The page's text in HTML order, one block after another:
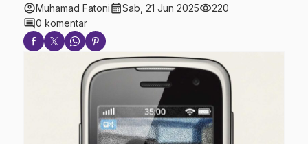
account_circleMuhamad Fatonicalendar_monthSab, 21 Jun 2025visibility220
comment0 komentar